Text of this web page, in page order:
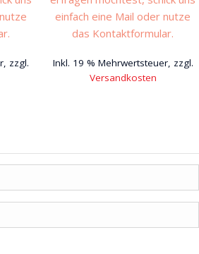
zzgl.
einfach eine Mail oder nutze
das Kontaktformular.
Inkl. 19 % Mehrwertsteuer, zzgl.
Versandkosten